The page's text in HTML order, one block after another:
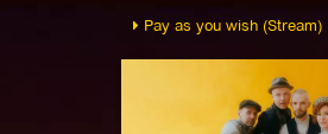
Pay as you wish (Stream)